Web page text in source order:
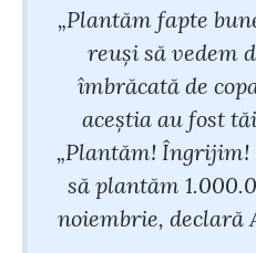
„Plantăm fapte
reuși să vedem
îmbrăcată de
aceștia au fost
„Plantăm!
să plantăm
noiembrie, declară